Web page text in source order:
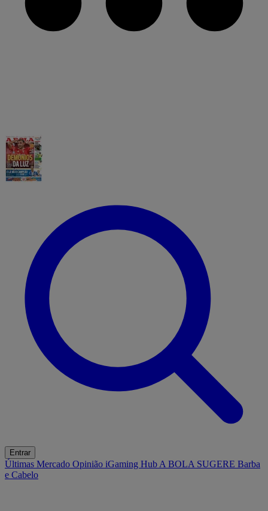
Entrar
Últimas Mercado Opinião iGaming Hub A BOLA SUGERE Barba
e Cabelo